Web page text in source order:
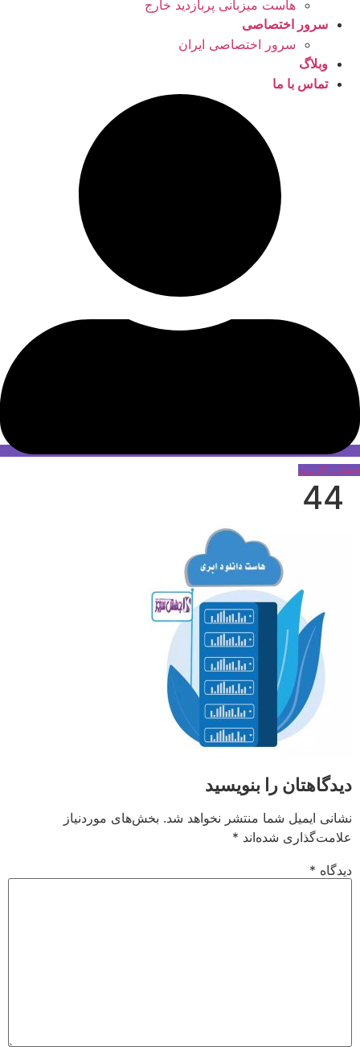
هاست میزبانی پربازدید خارج
سرور اختصاصی
سرور اختصاصی ایران
وبلاگ
تماس با ما
حساب کاربری
44
دیدگاهتان را بنویسید
نشانی ایمیل شما منتشر نخواهد شد. بخش‌های موردنیاز
علامت‌گذاری شده‌اند *
دیدگاه *